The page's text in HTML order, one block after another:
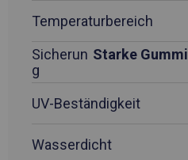
Temperaturbereich
Sicherun
g
Starke
UV-Beständigkeit
Wasserdicht